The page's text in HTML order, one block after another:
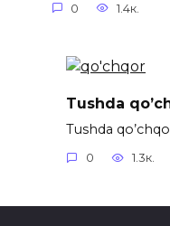
0 1.4к.
Tushda
Tushda
0 1.3к.